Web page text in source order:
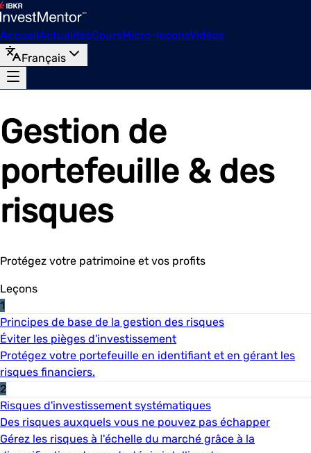
AccueilActualitésCoursMicro-leçonsVidéos
Français
Gestion de
portefeuille & des
risques
Protégez votre patrimoine et vos profits
Leçons
1
Principes de base de la gestion des risques
Éviter les pièges d'investissement
Protégez votre portefeuille en identifiant et en gérant les
risques financiers.
2
Risques d'investissement systématiques
Des risques auxquels vous ne pouvez pas échapper
Gérez les risques à l'échelle du marché grâce à la